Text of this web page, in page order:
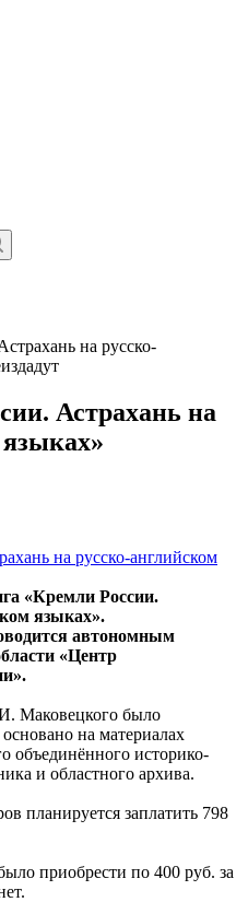
на русско-
Астрахань на
«Кремли России.
языках».
автономным
«Центр
Маковецкого было
на материалах
объединённого историко-
и областного архива.
планируется заплатить 798
приобрести по 400 руб. за